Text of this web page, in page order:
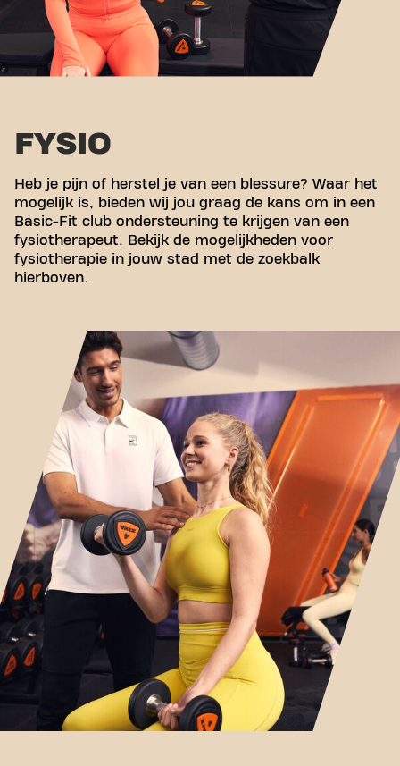
FYSIO
Heb je pijn of herstel je van een blessure? Waar het
mogelijk is, bieden wij jou graag de kans om in een
Basic-Fit club ondersteuning te krijgen van een
fysiotherapeut. Bekijk de mogelijkheden voor
fysiotherapie in jouw stad met de zoekbalk
hierboven.